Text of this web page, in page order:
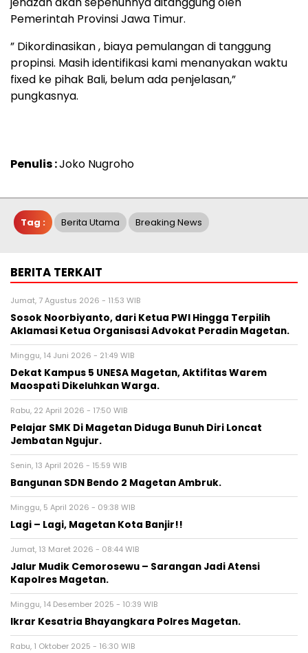
Pemerintah Provinsi Jawa Timur.
” Dikordinasikan , biaya pemulangan di tanggung
propinsi. Masih identifikasi kami menanyakan waktu
fixed ke pihak Bali, belum ada penjelasan,”
pungkasnya.
Penulis :Joko Nugroho
Tag : Berita Utama Breaking News
BERITA TERKAIT
Jumat, 7 Agustus 2026 - 11:53 WIB
Sosok Noorbiyanto, dari Ketua PWI Hingga Terpilih
Aklamasi Ketua Organisasi Advokat Peradin Magetan.
Minggu, 14 Juni 2026 - 21:49 WIB
Dekat Kampus 5 UNESA Magetan, Aktifitas Warem
Maospati Dikeluhkan Warga.
Rabu, 22 April 2026 - 17:50 WIB
Pelajar SMK Di Magetan Diduga Bunuh Diri Loncat
Jembatan Ngujur.
Senin, 13 April 2026 - 15:59 WIB
Bangunan SDN Bendo 2 Magetan Ambruk.
Minggu, 5 April 2026 - 09:38 WIB
Lagi – Lagi, Magetan Kota Banjir!!
Jumat, 13 Maret 2026 - 08:44 WIB
Jalur Mudik Cemorosewu – Sarangan Jadi Atensi
Kapolres Magetan.
Minggu, 14 Desember 2025 - 10:39 WIB
Ikrar Kesatria Bhayangkara Polres Magetan.
Rabu, 1 Oktober 2025 - 16:30 WIB